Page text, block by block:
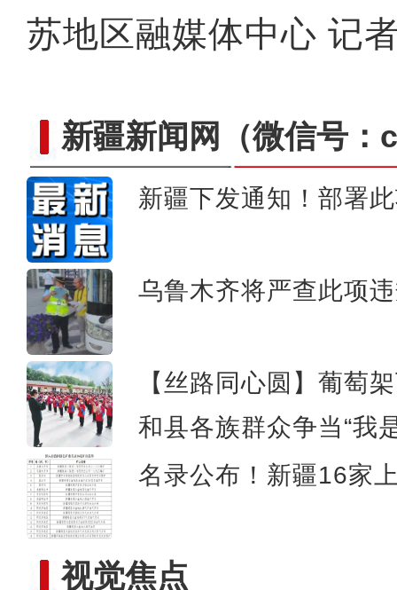
苏地区融媒体中心 记
新疆新闻网 （微信号
新疆下发通知！部署
乌鲁木齐将严查此项
【丝路同心圆】葡萄
和县各族群众争当“我
名录公布！新疆16家
视觉焦点